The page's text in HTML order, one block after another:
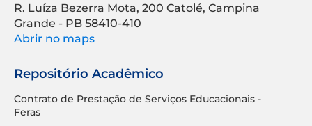
R. Luíza Bezerra Mota, 200 Catolé, Campina
Grande - PB 58410-410
Abrir no maps
Repositório Acadêmico
Contrato de Prestação de Serviços Educacionais -
Feras